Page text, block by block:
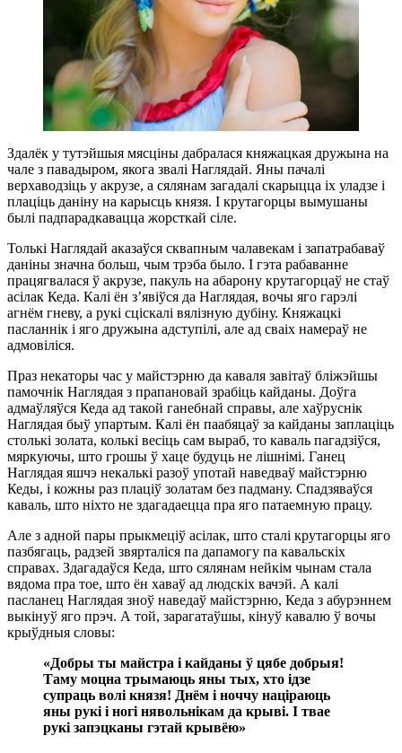
Здалёк у тутэйшыя мясціны дабралася княжацкая дружына на
чале з павадыром, якога звалі Наглядай. Яны пачалі
верхаводзіць у акрузе, а сялянам загадалі скарыцца іх уладзе і
плаціць даніну на карысць князя. І крутагорцы вымушаны
былі падпарадкавацца жорсткай сіле.
Толькі Наглядай аказаўся сквапным чалавекам і запатрабаваў
даніны значна больш, чым трэба было. І гэта рабаванне
працягвалася ў акрузе, пакуль на абарону крутагорцаў не стаў
асілак Кеда. Калі ён з’явіўся да Наглядая, вочы яго гарэлі
агнём гневу, а рукі сціскалі вялізную дубіну. Княжацкі
пасланнік і яго дружына адступілі, але ад сваіх намераў не
адмовіліся.
Праз некаторы час у майстэрню да каваля завітаў бліжэйшы
памочнік Наглядая з прапановай зрабіць кайданы. Доўга
адмаўляўся Кеда ад такой ганебнай справы, але хаўруснік
Наглядая быў упартым. Калі ён паабяцаў за кайданы заплаціць
столькі золата, колькі весіць сам выраб, то каваль пагадзіўся,
мяркуючы, што грошы ў хаце будуць не лішнімі. Ганец
Наглядая яшчэ некалькі разоў употай наведваў майстэрню
Кеды, і кожны раз плаціў золатам без падману. Спадзяваўся
каваль, што ніхто не здагадаецца пра яго патаемную працу.
Але з адной пары прыкмеціў асілак, што сталі крутагорцы яго
пазбягаць, радзей звярталіся па дапамогу па кавальскіх
справах. Здагадаўся Кеда, што сялянам нейкім чынам стала
вядома пра тое, што ён хаваў ад людскіх вачэй. А калі
пасланец Наглядая зноў наведаў майстэрню, Кеда з абурэннем
выкінуў яго прэч. А той, зарагатаўшы, кінуў кавалю ў вочы
крыўдныя словы:
«Добры ты майстра і кайданы ў цябе добрыя!
Таму моцна трымаюць яны тых, хто ідзе
супраць волі князя! Днём і ноччу націраюць
яны рукі і ногі нявольнікам да крыві. І твае
рукі запэцканы гэтай крывёю»